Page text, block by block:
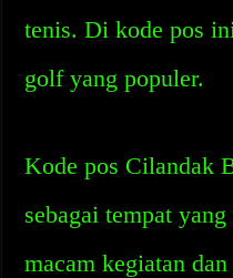
tenis. Di kode pos
golf yang populer.
Kode pos Cilandak
sebagai tempat
macam kegiatan